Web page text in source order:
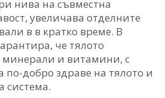
нива на съвместна
увеличава отделните
в в кратко време. В
че тялото
и витамини, с
по-добро здраве на тялото и
система.